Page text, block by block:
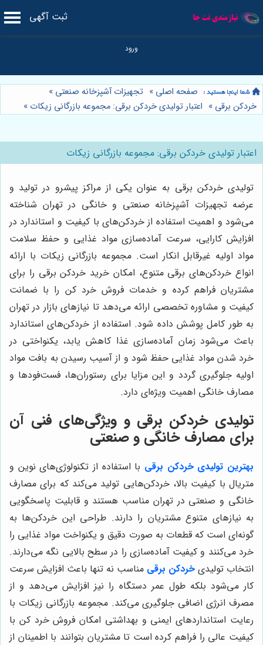
ثبت آگهی
صفحه اصلی » تجهیزات آشپزخانه صنعتی »
خردکن برقی » اعتبار تولیدی خردکن برقی: مجموعه بازرگانی زیکات »
اعتبار تولیدی خردکن برقی: مجموعه بازرگانی زیکات
تولیدی خردکن برقی به عنوان یکی از مراکز پیشرو در تولید و
عرضه تجهیزات آشپزخانه صنعتی و خانگی در تهران شناخته
می‌شود و اهمیت استفاده از خردکن‌های با کیفیت و استاندارد در
افزایش کارایی، سرعت آماده‌سازی مواد غذایی و حفظ سلامت
مواد اولیه غیرقابل انکار است. مجموعه بازرگانی زیکات با ارائه
انواع خردکن‌های برقی متنوع، امکان خرید خردکن برقی را برای
مشتریان فراهم کرده و خدمات فروش خرد کن را با ضمانت
کیفیت و مشاوره تخصصی ارائه می‌دهد تا نیازهای بازار در تهران
به طور کامل پوشش داده شود. استفاده از خردکن‌های استاندارد
باعث می‌شود زمان آماده‌سازی غذا کاهش یابد، یکنواختی در
خرد شدن مواد غذایی حفظ شود و از آسیب رسیدن به بافت مواد
اولیه جلوگیری گردد و این مزایا برای رستوران‌ها، فست‌فودها و
مصارف خانگی اهمیت ویژه‌ای دارد.
تولیدی خردکن برقی و ویژگی‌های فنی آن
برای مصارف خانگی و صنعتی
بهترین تولیدی خردکن برقی با استفاده از تکنولوژی‌های نوین و
متریال با کیفیت بالا، خردکن‌هایی تولید می‌کند که برای مصارف
خانگی و صنعتی در تهران مناسب هستند و قابلیت پاسخگویی
به نیازهای متنوع مشتریان را دارند. طراحی این خردکن‌ها به
گونه‌ای است که قطعات به صورت دقیق و یکنواخت مواد غذایی را
خرد می‌کنند و کیفیت آماده‌سازی را در سطح بالایی نگه می‌دارند.
انتخاب تولیدی خردکن برقی مناسب نه تنها باعث افزایش سرعت
کار می‌شود بلکه طول عمر دستگاه را نیز افزایش می‌دهد و از
مصرف انرژی اضافی جلوگیری می‌کند. مجموعه بازرگانی زیکات با
رعایت استانداردهای ایمنی و بهداشتی امکان فروش خرد کن با
کیفیت عالی را فراهم کرده است تا مشتریان بتوانند با اطمینان از